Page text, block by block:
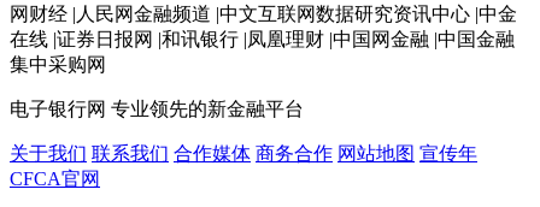
网财经 |人民网金融频道 |中文互联网数据研究资讯中心 |中金
在线 |证券日报网 |和讯银行 |凤凰理财 |中国网金融 |中国金融
集中采购网
电子银行网 专业领先的新金融平台
关于我们 联系我们 合作媒体 商务合作 网站地图 宣传年
CFCA官网